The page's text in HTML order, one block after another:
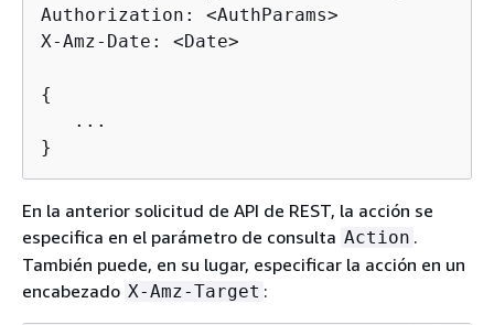
Authorization: <AuthParams>
X-Amz-Date: <Date>
{
   ...
}
En la anterior solicitud de API de REST, la acción se
especifica en el parámetro de consulta Action .
También puede, en su lugar, especificar la acción en un
encabezado X-Amz-Target :